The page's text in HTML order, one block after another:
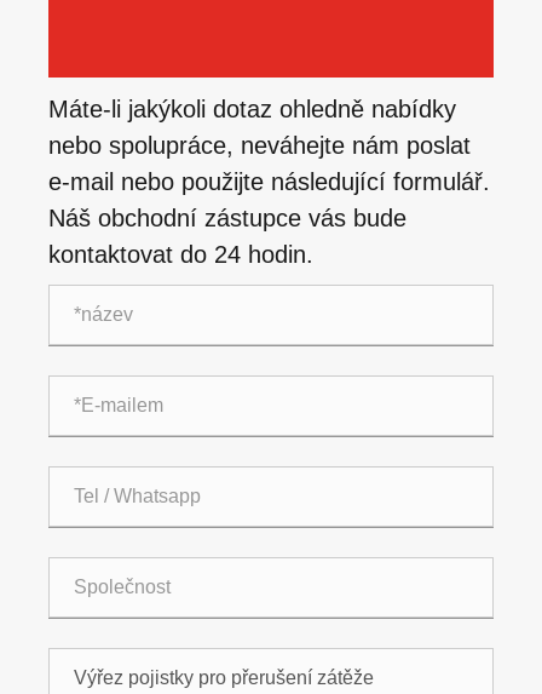
Máte-li jakýkoli dotaz ohledně nabídky
nebo spolupráce, neváhejte nám poslat
e-mail nebo použijte následující formulář.
Náš obchodní zástupce vás bude
kontaktovat do 24 hodin.